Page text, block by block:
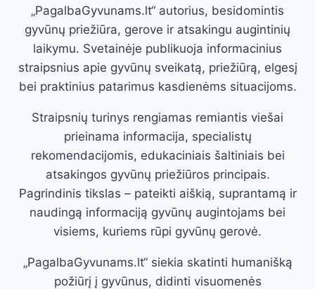
„PagalbaGyvunams.lt“ autorius, besidomintis
gyvūnų priežiūra, gerove ir atsakingu augintinių
laikymu. Svetainėje publikuoja informacinius
straipsnius apie gyvūnų sveikatą, priežiūrą, elgesį
bei praktinius patarimus kasdienėms situacijoms.
Straipsnių turinys rengiamas remiantis viešai
prieinama informacija, specialistų
rekomendacijomis, edukaciniais šaltiniais bei
atsakingos gyvūnų priežiūros principais.
Pagrindinis tikslas – pateikti aiškią, suprantamą ir
naudingą informaciją gyvūnų augintojams bei
visiems, kuriems rūpi gyvūnų gerovė.
„PagalbaGyvunams.lt“ siekia skatinti humanišką
požiūrį į gyvūnus, didinti visuomenės